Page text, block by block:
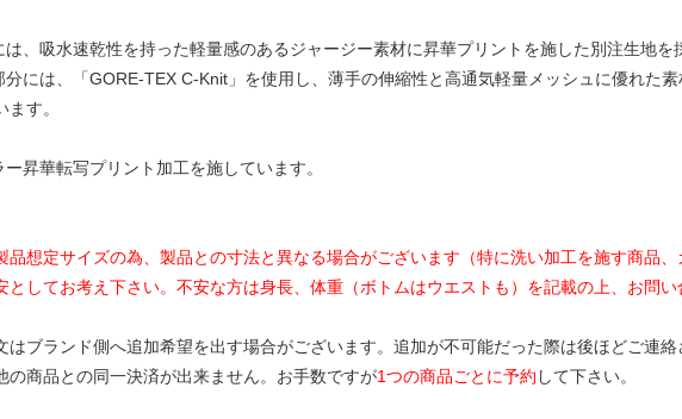
は、吸水速乾性を持った軽量感のあるジャージー素材に昇華プリントを施した別注生地を
分には、「GORE-TEX C-Knit」を使用し、薄手の伸縮性と高通気軽量メッシュに優れた
す。
昇華転写プリント加工を施しています。
想定サイズの為、製品との寸法と異なる場合がございます（特に洗い加工を施す商品
としてお考え下さい。不安な方は身長、体重（ボトムはウエストも）を記載の上、お問い
はブランド側へ追加希望を出す場合がございます。追加が不可能だった際は後ほどご連絡
の商品との同一決済が出来ません。お手数ですが1つの商品ごとに予約 して下さい。